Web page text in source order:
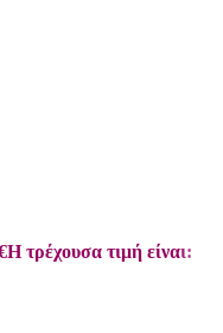
Η τρέχουσα τιμή είναι: